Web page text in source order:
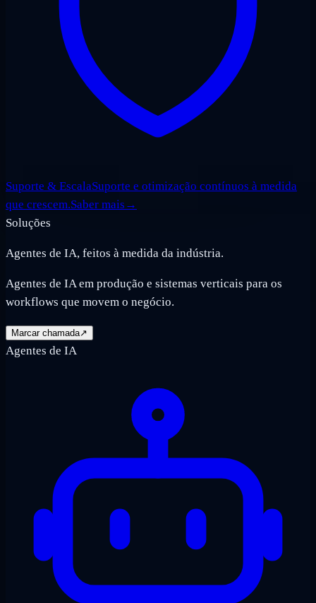
Suporte & EscalaSuporte e otimização contínuos à medida
que crescem.Saber mais →
Soluções
Agentes de IA, feitos à medida da indústria.
Agentes de IA em produção e sistemas verticais para os
workflows que movem o negócio.
Marcar chamada↗
Agentes de IA